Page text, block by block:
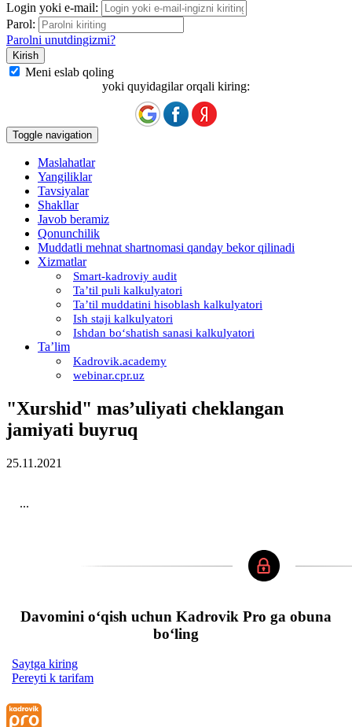
Login yoki e-mail:
Parol:
Parolni unutdingizmi?
Meni eslab qoling
yoki quyidagilar orqali kiring:
Toggle navigation
Maslahatlar
Yangiliklar
Tavsiyalar
Shakllar
Javob beramiz
Qonunchilik
Muddatli mehnat shartnomasi qanday bekor qilinadi
Xizmatlar
Smart-kadroviy audit
Ta’til puli kalkulyatori
Ta’til muddatini hisoblash kalkulyatori
Ish staji kalkulyatori
Ishdan boʻshatish sanasi kalkulyatori
Ta’lim
Kadrovik.academy
webinar.cpr.uz
"Xurshid" mas’uliyati cheklangan
jamiyati buyruq
25.11.2021
...
Davomini oʻqish uchun Kadrovik Pro ga obuna
boʻling
Saytga kiring
Pereyti k tarifam